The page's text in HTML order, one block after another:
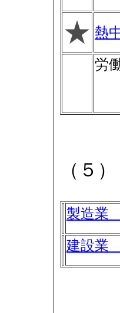
★ 熱
労
（５
製造業
建設業